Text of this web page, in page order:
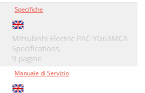
Specifiche
Mitsubishi Electric PAC-YG63MCA
Specifications,
9 pagine
Manuale di Servizio